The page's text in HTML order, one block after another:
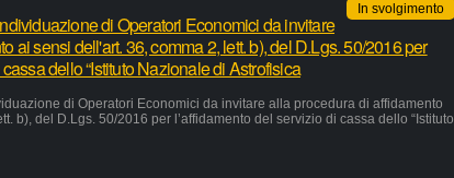
In svolgimento
di Operatori Economici da invitare
ai sensi dell'art. 36, comma 2, lett. b), del D.Lgs. 50/2016 per
dello “Istituto Nazionale di Astrofisica
di Operatori Economici da invitare alla procedura di affidamento
b), del D.Lgs. 50/2016 per l’affidamento del servizio di cassa dello “Istituto